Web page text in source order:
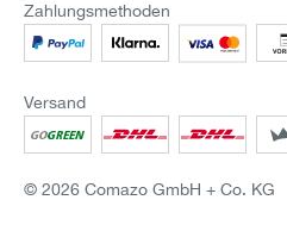
Zahlungsmethoden
Versand
© 2026 Comazo GmbH + Co. KG